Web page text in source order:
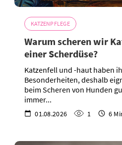
KATZENPFLEGE
Warum scheren wir
einer Scherdüse?
Katzenfell und -haut haben
Besonderheiten, deshalb
beim Scheren von Hunden
immer...
01.08.2026 1 6